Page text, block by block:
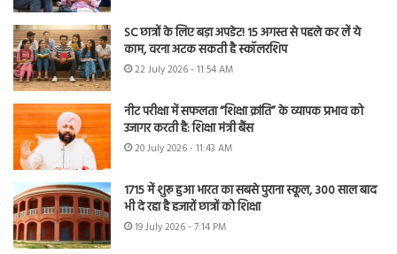
SC छात्रों के लिए बड़ा अपडेट! 15 अगस्त से पहले कर लें ये
काम, वरना अटक सकती है स्कॉलरशिप
22 July 2026 - 11:54 AM
नीट परीक्षा में सफलता “शिक्षा क्रांति” के व्यापक प्रभाव को
उजागर करती है: शिक्षा मंत्री बैंस
20 July 2026 - 11:43 AM
1715 में शुरू हुआ भारत का सबसे पुराना स्कूल, 300 साल बाद
भी दे रहा है हजारों छात्रों को शिक्षा
19 July 2026 - 7:14 PM